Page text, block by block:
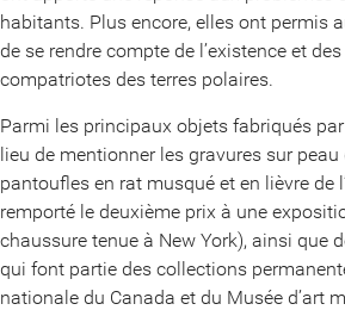
habitants. Plus encore, elles ont permis
de se rendre compte de l’existence et
compatriotes des terres polaires.
Parmi les principaux objets fabriqués
lieu de mentionner les gravures sur peau
pantoufles en rat musqué et en lièvre de
remporté le deuxième prix à une
chaussure tenue à New York), ainsi que
qui font partie des collections
nationale du Canada et du Musée d’art